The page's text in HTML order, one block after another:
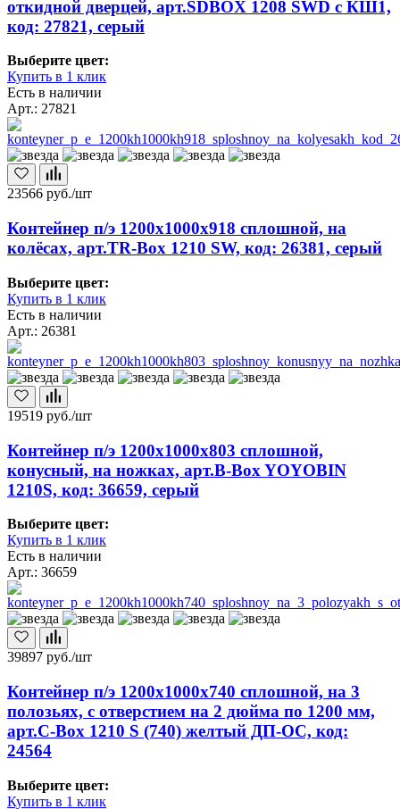
откидной дверцей, арт.SDBOX 1208 SWD с КШ1,
код: 27821, серый
Выберите цвет:
Купить в 1 клик
Есть в наличии
Арт.: 27821
23566 руб./шт
Контейнер п/э 1200х1000х918 сплошной, на
колёсах, арт.TR-Box 1210 SW, код: 26381, серый
Выберите цвет:
Купить в 1 клик
Есть в наличии
Арт.: 26381
19519 руб./шт
Контейнер п/э 1200х1000х803 сплошной,
конусный, на ножках, арт.B-Box YOYOBIN
1210S, код: 36659, серый
Выберите цвет:
Купить в 1 клик
Есть в наличии
Арт.: 36659
39897 руб./шт
Контейнер п/э 1200х1000х740 сплошной, на 3
полозьях, с отверстием на 2 дюйма по 1200 мм,
арт.C-Box 1210 S (740) желтый ДП-ОС, код:
24564
Выберите цвет:
Купить в 1 клик